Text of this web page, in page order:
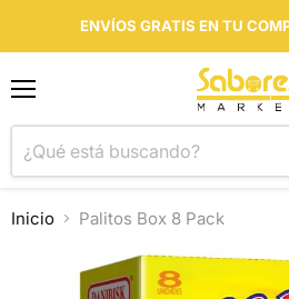
ENVÍOS GRATIS EN TU
Inicio Palitos Box 8 Pack